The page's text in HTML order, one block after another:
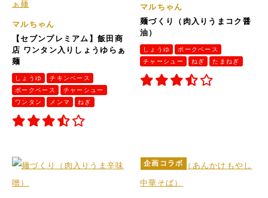
マルちゃん
【セブンプレミアム】飯田商
店 ワンタン入りしょうゆらぁ
麺
しょうゆ
チキンベース
ポークベース
チャーシュー
ワンタン
メンマ ねぎ
マルちゃん
麺づくり（肉入りうまコク醤
油）
しょうゆ
ポークベース
チャーシュー
ねぎ たまねぎ
企画コラボ